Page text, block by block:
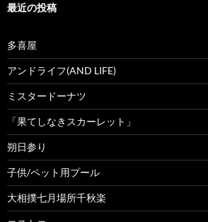
最近の投稿
多喜屋
アンドライフ(AND LIFE)
ミスタードーナツ
「果てしなきスカーレット」
朔日参り
子供/ペット用プール
大相撲七月場所千秋楽